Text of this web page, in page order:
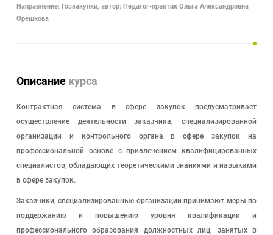
Направление: Госзакупки, автор: Педагог-практик Ольга Александровна
Орешкова
Описание курса
Контрактная система в сфере закупок предусматривает
осуществление деятельности заказчика, специализированной
организации и контрольного органа в сфере закупок на
профессиональной основе с привлечением квалифицированных
специалистов, обладающих теоретическими знаниями и навыками
в сфере закупок.
Заказчики, специализированные организации принимают меры по
поддержанию и повышению уровня квалификации и
профессионального образования должностных лиц, занятых в